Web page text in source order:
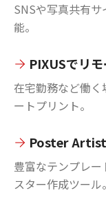
SNSや写真共有
能。
PIXUSでリ
在宅勤務など働く
ートプリント。
Poster Artist
豊富なテンプレ
スター作成ツール。